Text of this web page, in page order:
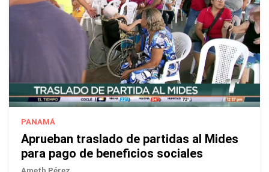
PANAMÁ
Aprueban traslado de partidas al Mides
para pago de beneficios sociales